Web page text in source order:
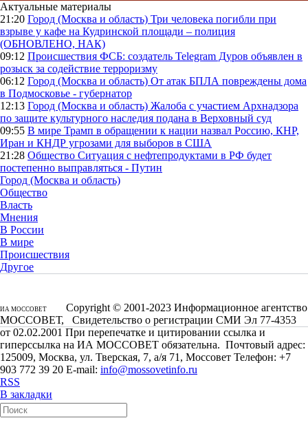
Актуальные материалы
21:20 Город (Москва и область) Три человека погибли при
взрыве у кафе на Кудринской площади – полиция
(ОБНОВЛЕНО, НАК)
09:12 Происшествия ФСБ: создатель Telegram Дуров объявлен в
розыск за содействие терроризму
06:12 Город (Москва и область) От атак БПЛА повреждены дома
в Подмосковье - губернатор
12:13 Город (Москва и область) Жалоба с участием Архнадзора
по защите культурного наследия подана в Верховный суд
09:55 В мире Трамп в обращении к нации назвал Россию, КНР,
Иран и КНДР угрозами для выборов в США
21:28 Общество Ситуация с нефтепродуктами в РФ будет
постепенно выправляться - Путин
Город (Москва и область)
Общество
Власть
Мнения
В России
В мире
Происшествия
Другое
ИА МОССОВЕТ
Copyright © 2001-2023 Информационное агентство
МОССОВЕТ, Свидетельство о регистрации СМИ Эл 77-4353
от 02.02.2001 При перепечатке и цитировании ссылка и
гиперссылка на ИА МОССОВЕТ обязательна. Почтовый адрес:
125009, Москва, ул. Тверская, 7, а/я 71, Моссовет Телефон: +7
903 772 39 20 E-mail: info@mossovetinfo.ru
RSS
В закладки